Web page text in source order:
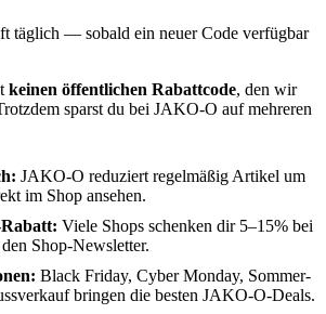
täglich — sobald ein neuer Code verfügbar
keinen öffentlichen Rabattcode, den wir
sparst du bei JAKO-O auf mehreren
JAKO-O reduziert regelmäßig Artikel um
im Shop ansehen.
Viele Shops schenken dir 5–15% bei
Shop-Newsletter.
Black Friday, Cyber Monday, Sommer-
bringen die besten JAKO-O-Deals.